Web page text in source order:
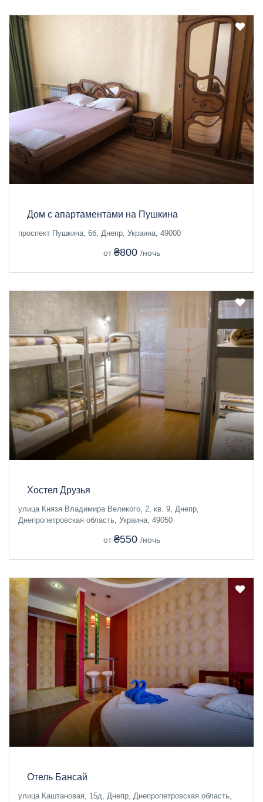
Дом с апартаментами на Пушкина
проспект Пушкина, 6б, Днепр, Украина, 49000
от ₴800 /ночь
Хостел Друзья
улица Князя Владимира Великого, 2, кв. 9, Днепр,
Днепропетровская область, Украина, 49050
от ₴550 /ночь
Отель Бансай
улица Каштановая, 15д, Днепр, Днепропетровская область,